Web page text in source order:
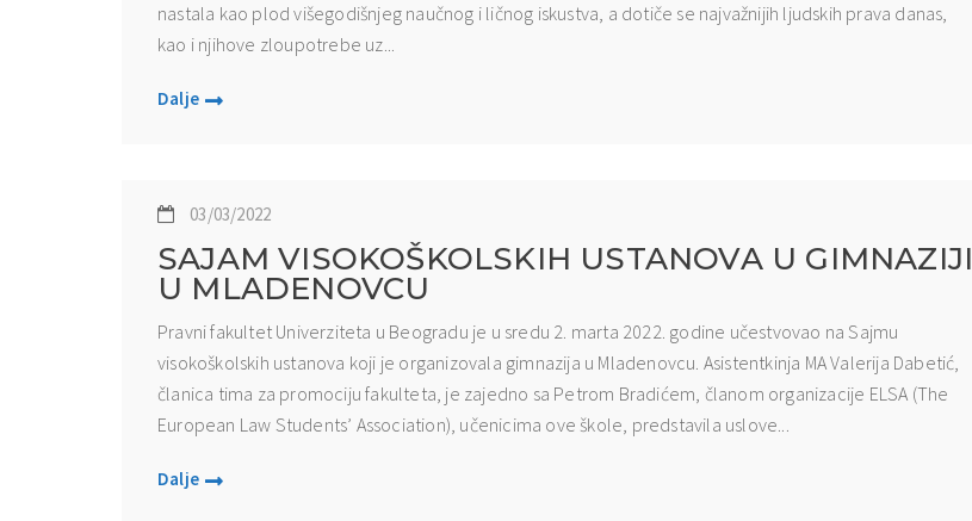
nastala kao plod višegodišnjeg naučnog i ličnog iskustva, a dotiče se najvažnijih ljudskih prava danas,
kao i njihove zloupotrebe uz...
Dalje
03/03/2022
SAJAM VISOKOŠKOLSKIH USTANOVA U GIMNAZIJI
U MLADENOVCU
Pravni fakultet Univerziteta u Beogradu je u sredu 2. marta 2022. godine učestvovao na Sajmu
visokoškolskih ustanova koji je organizovala gimnazija u Mladenovcu. Asistentkinja MA Valerija Dabetić,
članica tima za promociju fakulteta, je zajedno sa Petrom Bradićem, članom organizacije ELSA (The
European Law Students’ Association), učenicima ove škole, predstavila uslove...
Dalje